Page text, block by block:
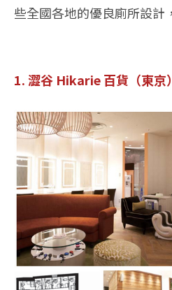
些全國各地的優良廁所設計
1. 澀谷 Hikarie 百貨（東京）